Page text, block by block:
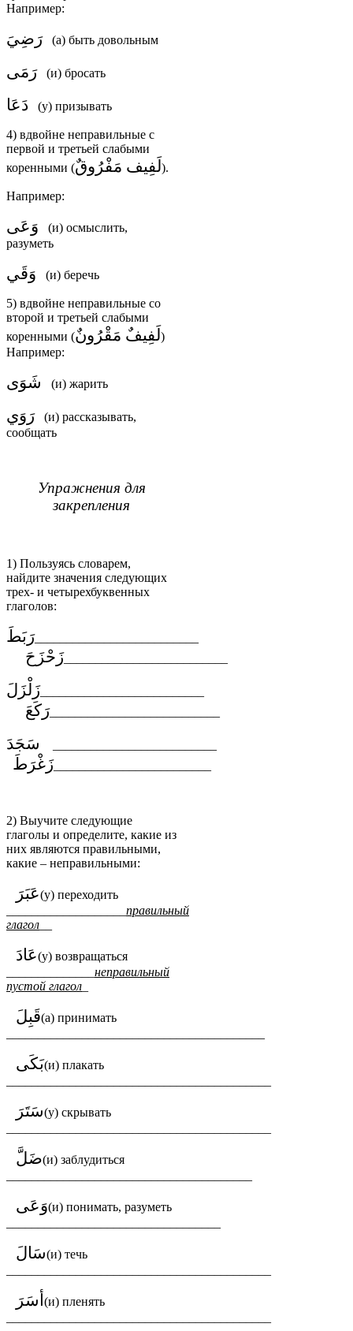
Например:
رَضِيَ(а) быть довольным
رَمَى(и) бросать
دَعَا (у) призывать
4) вдвойне неправильные с
первой и третьей слабыми
коренными (لَفِيف مَفْرُوقٌ).
Например:
وَعَى (и) осмыслить,
разуметь
وَقَي (и) беречь
5) вдвойне неправильные со
второй и третьей слабыми
коренными (لَفِيفٌ مَقْرُونٌ)
Например:
شَوَى (и) жарить
رَوَي(и) рассказывать,
сообщать
Упражнения для
закрепления
1) Пользуясь словарем,
найдите значения следующих
трех- и четырехбуквенных
глаголов:
رَبَطَ__________________________
زَحْزَحَ
زَلْزَلَ
رَكَعَ___________________________
سَجَدَ
زَغْرَطَ
2) Выучите следующие
глаголы и определите, какие из
них являются правильными,
какие – неправильными:
عَبَرَ(у) переходить
правильный
глагол
عَادَ(у) возвращаться
неправильный
пустой глагол
قَبِلَ(а) принимать
بَكَى(и) плакать
سَتَرَ(у) скрывать
ضَلَّ(и) заблудиться
وَعَى(и) понимать, разуметь
سَالَ(и) течь
أسَرَ (и) пленять